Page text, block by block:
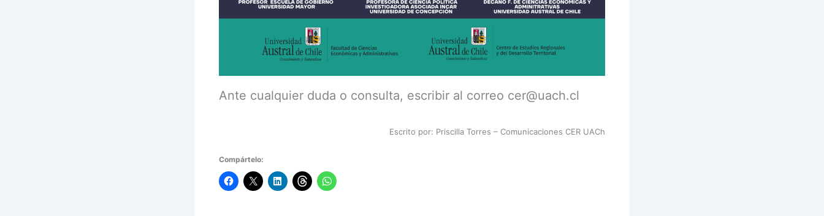
Ante cualquier duda o consulta, escribir al correo cer@uach.cl
Escrito por: Priscilla Torres – Comunicaciones CER UACh
Compártelo: